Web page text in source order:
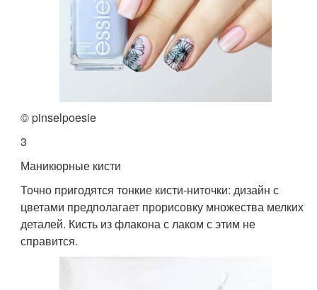
© pinselpoesie
3
Маникюрные кисти
Точно пригодятся тонкие кисти-ниточки: дизайн с
цветами предполагает прорисовку множества мелких
деталей. Кисть из флакона с лаком с этим не
справится.